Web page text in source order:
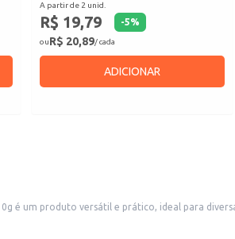
A partir de 2 unid.
R$ 19,79 -5%
ouR$ 20,89/ cada
ADICIONAR
é um produto versátil e prático, ideal para